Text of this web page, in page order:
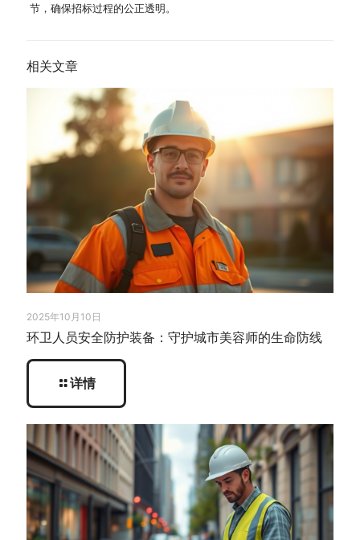
节，确保招标过程的公正透明。
相关文章
2025年10月10日
环卫人员安全防护装备：守护城市美容师的生命防线
详情